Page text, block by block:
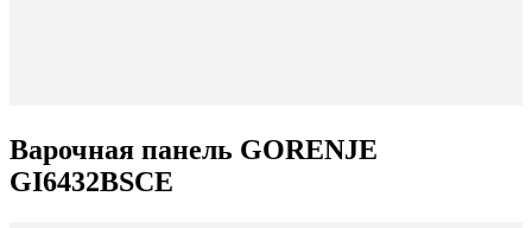
Варочная панель GORENJE
GI6432BSCE